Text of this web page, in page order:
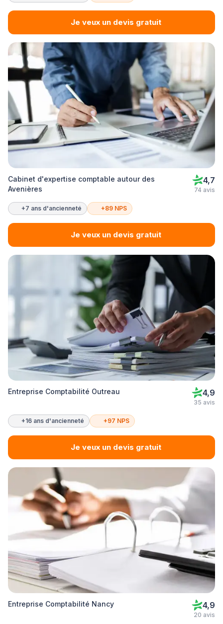
Je veux un devis gratuit
Cabinet d'expertise comptable autour des
Avenières
4,7
74 avis
+7 ans d'ancienneté +89 NPS
Je veux un devis gratuit
Entreprise Comptabilité Outreau 4,9
35 avis
+16 ans d'ancienneté +97 NPS
Je veux un devis gratuit
Entreprise Comptabilité Nancy 4,9
20 avis